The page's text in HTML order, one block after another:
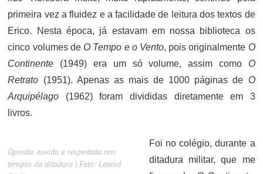
primeira vez a fluidez e a facilidade de leitura dos textos de
Erico. Nesta época, já estavam em nossa biblioteca os
cinco volumes de O Tempo e o Vento, pois originalmente O
Continente (1949) era um só volume, assim como O
Retrato (1951). Apenas as mais de 1000 páginas de O
Arquipélago (1962) foram divididas diretamente em 3
livros.
Opinião ouvida e respeitada nos
tempos da ditadura | Foto: Leonid
Foi no colégio, durante a
ditadura militar, que me